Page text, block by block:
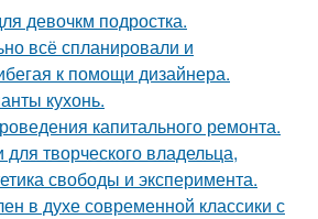
девочкм подростка.
всё спланировали и
к помощи дизайнера.
кухонь.
капитального ремонта.
творческого владельца,
свободы и эксперимента.
в духе современной классики с